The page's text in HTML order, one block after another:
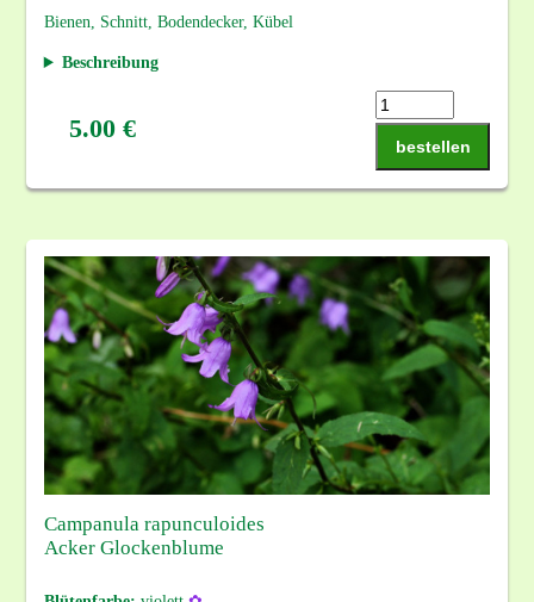
Bienen, Schnitt, Bodendecker, Kübel
Beschreibung
5.00 €
bestellen
Campanula rapunculoides
Acker Glockenblume